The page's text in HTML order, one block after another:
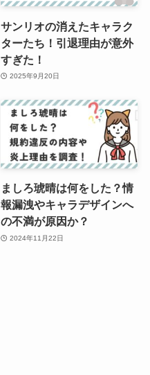
サンリオの消えたキャラク
ターたち！引退理由が意外
すぎた！
2025年9月20日
ましろ琥晴は何をした？情
報漏洩やキャラデザインへ
の不満が原因か？
2024年11月22日